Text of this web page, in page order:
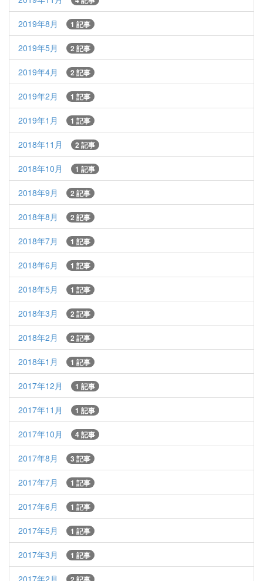
2019年8月 1 記事
2019年5月 2 記事
2019年4月 2 記事
2019年2月 1 記事
2019年1月 1 記事
2018年11月 2 記事
2018年10月 1 記事
2018年9月 2 記事
2018年8月 2 記事
2018年7月 1 記事
2018年6月 1 記事
2018年5月 1 記事
2018年3月 2 記事
2018年2月 2 記事
2018年1月 1 記事
2017年12月 1 記事
2017年11月 1 記事
2017年10月 4 記事
2017年8月 3 記事
2017年7月 1 記事
2017年6月 1 記事
2017年5月 1 記事
2017年3月 1 記事
2017年2月